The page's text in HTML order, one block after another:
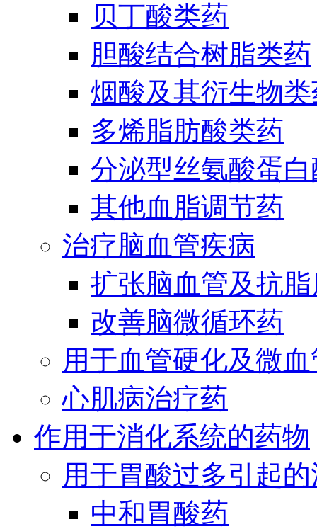
贝丁酸类药
胆酸结合树脂类药
烟酸及其衍生物
多烯脂肪酸类药
分泌型丝氨酸蛋
其他血脂调节药
治疗脑血管疾病
扩张脑血管及抗
改善脑微循环药
用于血管硬化及微
心肌病治疗药
作用于消化系统的药物
用于胃酸过多引起
中和胃酸药